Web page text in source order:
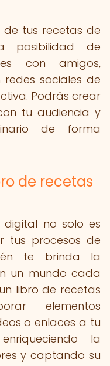
de tus recetas de
posibilidad de
con amigos,
sociales de
Podrás crear
tu audiencia y
de forma
de recetas
no solo es
tus procesos de
te brinda la
un mundo cada
libro de recetas
elementos
o enlaces a tu
la
y captando su